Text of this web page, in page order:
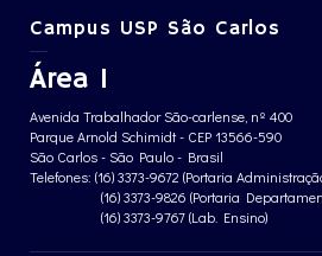
Campus USP São Carlos
Área 1
Avenida Trabalhador São-carlense, nº 400
Parque Arnold Schimidt - CEP 13566-590
São Carlos - São Paulo - Brasil
Telefones: (16) 3373-9672 (Portaria
(16) 3373-9826 (Portaria
(16) 3373-9767 (Lab. Ensino)